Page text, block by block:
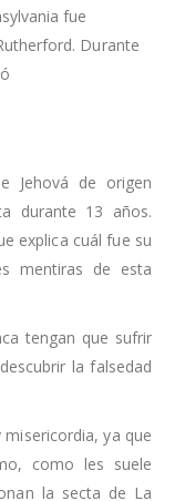
fue
Durante
Jehová de origen
durante 13 años.
explica cuál fue su
mentiras de esta
tengan que sufrir
la falsedad
ya que
como les suele
la secta de La